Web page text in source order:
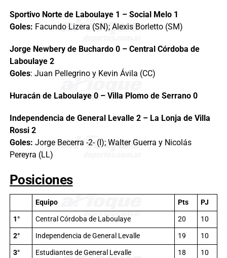
Sportivo Norte de Laboulaye 1 – Social Melo 1
Goles: Facundo Lizera (SN); Alexis Borletto (SM)
Jorge Newbery de Buchardo 0 – Central Córdoba de
Laboulaye 2
Goles: Juan Pellegrino y Kevin Ávila (CC)
Huracán de Laboulaye 0 – Villa Plomo de Serrano 0
Independencia de General Levalle 2 – La Lonja de Villa
Rossi 2
Goles: Jorge Becerra -2- (I); Walter Guerra y Nicolás
Pereyra (LL)
Posiciones
Equipo Pts
PJ
1°
Central Córdoba de Laboulaye 20
10
2°
Independencia de General Levalle 19
10
3°
Estudiantes de General Levalle 18
10